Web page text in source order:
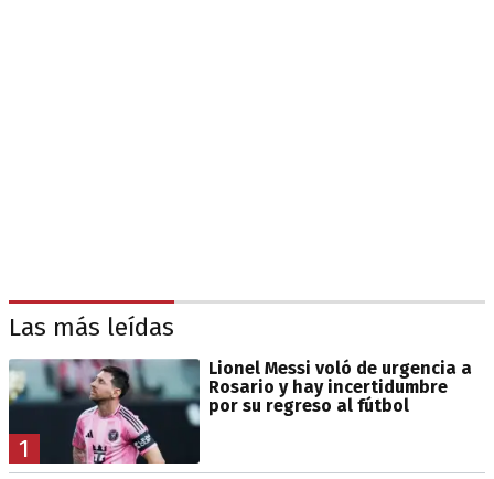
Las más leídas
1
Lionel Messi voló de urgencia a
Rosario y hay incertidumbre
por su regreso al fútbol